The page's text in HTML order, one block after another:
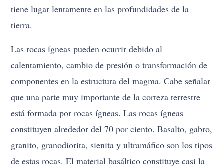
tiene lugar lentamente en las profundidades de la
tierra.
Las rocas ígneas pueden ocurrir debido al
calentamiento, cambio de presión o transformación de
componentes en la estructura del magma. Cabe señalar
que una parte muy importante de la corteza terrestre
está formada por rocas ígneas. Las rocas ígneas
constituyen alrededor del 70 por ciento. Basalto, gabro,
granito, granodiorita, sienita y ultramáfico son los tipos
de estas rocas. El material basáltico constituye casi la